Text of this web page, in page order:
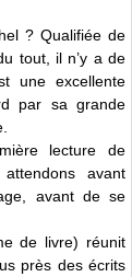
? Qualifiée de
tout, il n’y a de
une excellente
par sa grande
lecture de
avant
avant de se
de livre) réunit
près des écrits